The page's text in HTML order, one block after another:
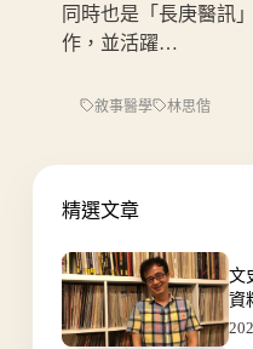
同時也是「長庚醫訊
作，並活躍…
敘事醫學 林思偕
精選文章
文
資